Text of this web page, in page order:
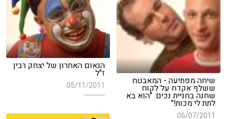
הנאום האחרון של יצחק רבין
ז"ל
05/11/2011 שיחה מפתיעה - המאבטח
ששלף אקדח על לקוח
שחנה בחניית נכים: "הוא בא
לתת לי מכות!"
06/07/2011